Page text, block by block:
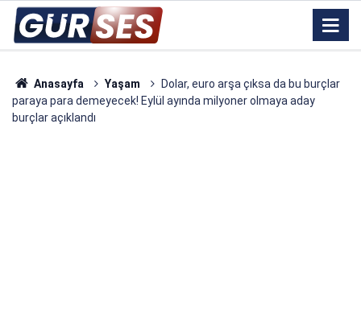
Anasayfa Yaşam
Dolar, euro arşa çıksa da bu burçlar
paraya para demeyecek! Eylül ayında milyoner olmaya aday
burçlar açıklandı